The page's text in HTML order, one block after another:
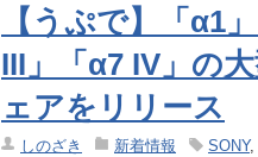
【うぷで】「α1
III」「α7 IV」の
ェアをリリース
しのざき 新着情報 SONY,